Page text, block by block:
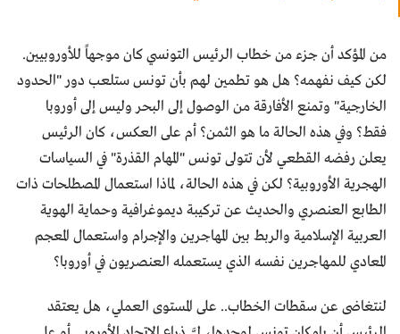
من المؤكد أن جزء من خطاب الرئيس التونسي كان موجهاً للأوروبيين.
لكن كيف نفهمه؟ هل هو تطمين لهم بأن تونس ستلعب دور "الحدود
الخارجية" وتمنع الأفارقة من الوصول إلى البحر وليس إلى أوروبا
فقط؟ وفي هذه الحالة ما هو الثمن؟ أم على العكس، كان الرئيس
يعلن رفضه القطعي لأن تتولى تونس "المهام القذرة" في السياسات
الهجرية الأوروبية؟ لكن في هذه الحالة، لماذا استعمال المصطلحات ذات
الطابع العنصري والحديث عن تركيبة ديموغرافية وحماية الهوية
العربية الإسلامية والربط بين المهاجرين والإجرام واستعمال المعجم
المعادي للمهاجرين نفسه الذي يستعمله العنصريون في أوروبا؟
لنتغاضى عن سقطات الخطاب.. على المستوى العملي، هل يعتقد